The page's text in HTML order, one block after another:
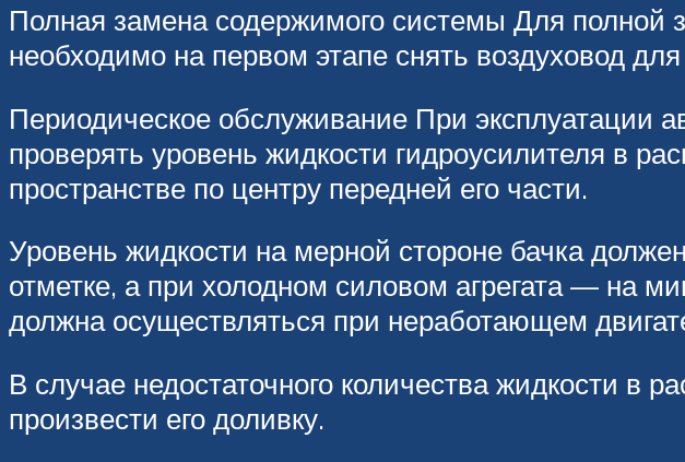
Полная замена содержимого системы Для
необходимо на первом этапе снять воздуховод
Периодическое обслуживание При эксплуатации
проверять уровень жидкости гидроусилителя в
пространстве по центру передней его части.
Уровень жидкости на мерной стороне бачка
отметке, а при холодном силовом агрегата — на
должна осуществляться при неработающем
В случае недостаточного количества жидкости в
произвести его доливку.